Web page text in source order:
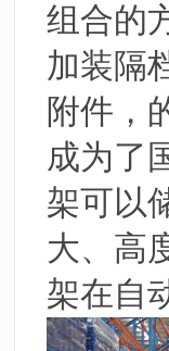
组合的
加装隔
附件，
成为了
架可以
大、高
架在自